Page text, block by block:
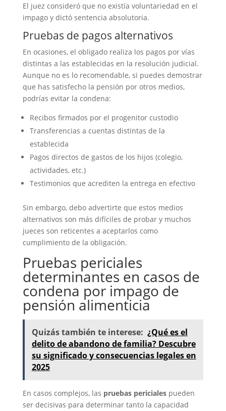
El juez consideró que no existía voluntariedad en el
impago y dictó sentencia absolutoria.
Pruebas de pagos alternativos
En ocasiones, el obligado realiza los pagos por vías
distintas a las establecidas en la resolución judicial.
Aunque no es lo recomendable, si puedes demostrar
que has satisfecho la pensión por otros medios,
podrías evitar la condena:
Recibos firmados por el progenitor custodio
Transferencias a cuentas distintas de la
establecida
Pagos directos de gastos de los hijos (colegio,
actividades, etc.)
Testimonios que acrediten la entrega en efectivo
Sin embargo, debo advertirte que estos medios
alternativos son más difíciles de probar y muchos
jueces son reticentes a aceptarlos como
cumplimiento de la obligación.
Pruebas periciales
determinantes en casos de
condena por impago de
pensión alimenticia
Quizás también te interese: ¿Qué es el
delito de abandono de familia? Descubre
su significado y consecuencias legales en
2025
En casos complejos, las pruebas pericialespueden
ser decisivas para determinar tanto la capacidad